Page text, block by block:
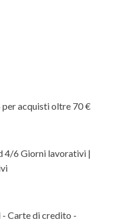
per acquisti oltre 70 €
4/6 Giorni lavorativi |
- Carte di credito -